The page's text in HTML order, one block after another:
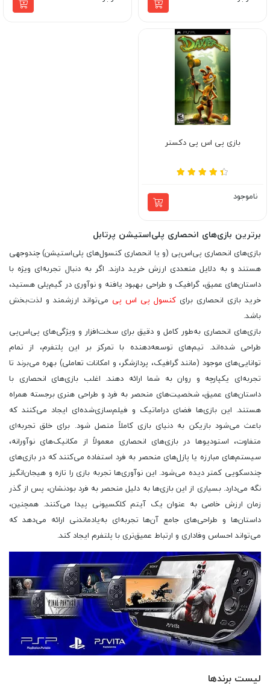
بازی پی اس پی دکستر
ناموجود
برترین بازی‌های انحصاری پلی‌استیشن پرتابل
بازی‌های انحصاری پی‌اس‌پی (و یا انحصاری کنسول‌های پلی‌استیشن) چندوجهی
هستند و به دلایل متعددی ارزش خرید دارند. اگر به دنبال تجربه‌ای ویژه با
داستان‌های عمیق، گرافیک و طراحی بهبود یافته و نوآوری در گیم‌پلی هستید،
خرید بازی انحصاری برای کنسول پی اس پی می‌تواند ارزشمند و لذت‌بخش
باشد.
بازی‌های انحصاری به‌طور کامل و دقیق برای سخت‌افزار و ویژگی‌های پی‌اس‌پی
طراحی شده‌اند. تیم‌های توسعه‌دهنده با تمرکز بر این پلتفرم، از تمام
توانایی‌های موجود (مانند گرافیک، پردازشگر، و امکانات تعاملی) بهره می‌برند تا
تجربه‌ای یکپارچه و روان به شما ارائه دهند. اغلب بازی‌های انحصاری با
داستان‌های عمیق، شخصیت‌های منحصر به فرد و طراحی هنری برجسته همراه
هستند. این بازی‌ها فضای دراماتیک و فیلم‌سازی‌شده‌ای ایجاد می‌کنند که
باعث می‌شود بازیکن به دنیای بازی کاملاً متصل شود. برای خلق تجربه‌ای
متفاوت، استودیوها در بازی‌های انحصاری معمولاً از مکانیک‌های نوآورانه،
سیستم‌های مبارزه یا پازل‌های منحصر به فرد استفاده می‌کنند که در بازی‌های
چندسکویی کمتر دیده می‌شود. این نوآوری‌ها تجربه بازی را تازه و هیجان‌انگیز
نگه می‌دارد. بسیاری از این بازی‌ها به دلیل منحصر به فرد بودنشان، پس از گذر
زمان ارزش خاصی به عنوان یک آیتم کلکسیونی پیدا می‌کنند. همچنین،
داستان‌ها و طراحی‌های جامع آن‌ها تجربه‌ای به‌یادماندنی ارائه می‌دهد که
می‌تواند احساس وفاداری و ارتباط عمیق‌تری با پلتفرم ایجاد کند.
لیست برندها